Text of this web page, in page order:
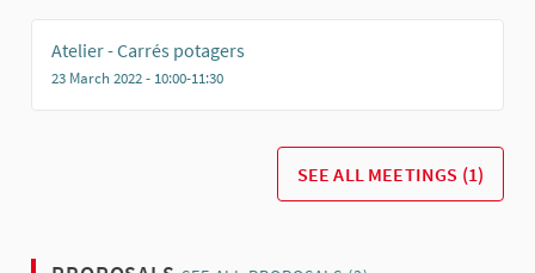
Atelier - Carrés potagers
23 March 2022 - 10:00-11:30
SEE ALL MEETINGS (1)